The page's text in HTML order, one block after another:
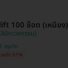
100 ช็อต (เหนียง)
นิกเวชกรรม)
อโศก , MRT สุขุมวิท
หยัด 61%